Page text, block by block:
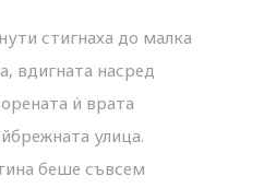
стигнаха до малка
вдигната насред
ѝ врата
улица.
беше съвсем